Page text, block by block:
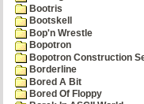
Bootris
Bootskell
Bop'n Wrestle
Bopotron
Bopotron Construction
Borderline
Bored A Bit
Bored Of Floppy